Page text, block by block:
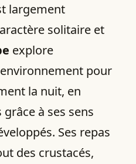
largement
solitaire et
explore
pour
la nuit, en
à ses sens
Ses repas
des crustacés,